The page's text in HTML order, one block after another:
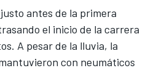
antes de la primera
el inicio de la carrera
A pesar de la lluvia, la
con neumáticos